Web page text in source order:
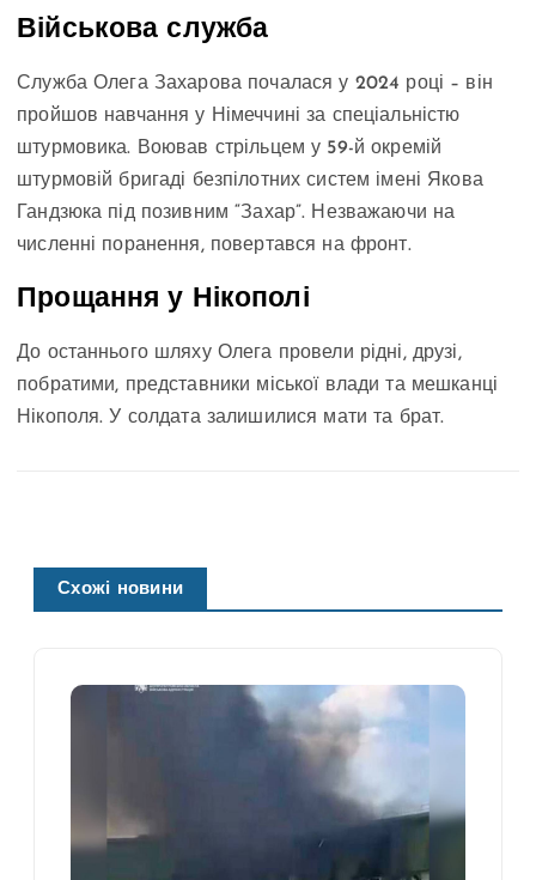
Військова служба
Служба Олега Захарова почалася у 2024 році – він
пройшов навчання у Німеччині за спеціальністю
штурмовика. Воював стрільцем у 59-й окремій
штурмовій бригаді безпілотних систем імені Якова
Гандзюка під позивним “Захар”. Незважаючи на
численні поранення, повертався на фронт.
Прощання у Нікополі
До останнього шляху Олега провели рідні, друзі,
побратими, представники міської влади та мешканці
Нікополя. У солдата залишилися мати та брат.
Схожі новини